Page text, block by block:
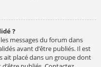
?
messages du forum dans
avant d’être publiés. Il est
ait placé dans un groupe dont